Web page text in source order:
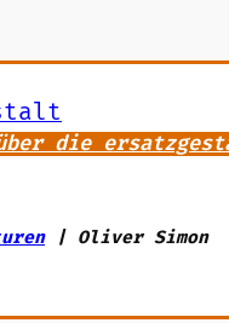
die
| Oliver Simon